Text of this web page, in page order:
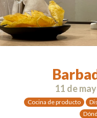
11 de
Cocina de producto